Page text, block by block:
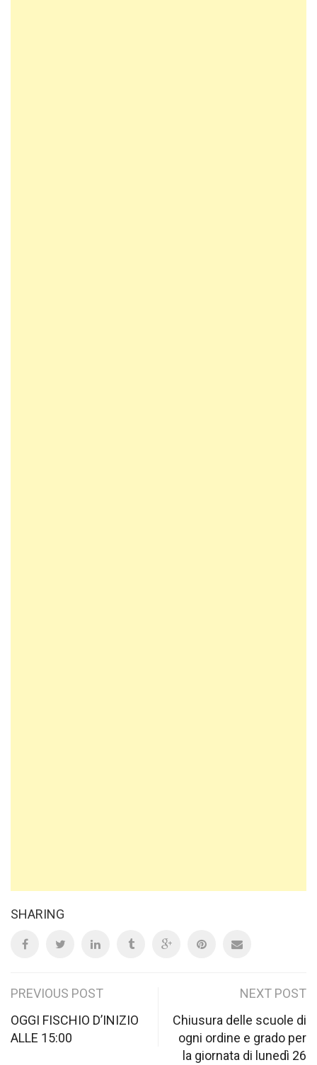
SHARING
Post
navigation
PREVIOUS POST
OGGI FISCHIO D’INIZIO
ALLE 15:00
NEXT POST
Chiusura delle scuole di
ogni ordine e grado per
la giornata di lunedì 26